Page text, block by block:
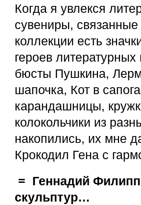
Когда я увлекся
сувениры,
коллекции есть
героев
бюсты Пушкина,
шапочка, Кот в
карандашницы,
колокольчики из
накопились, их мне
Крокодил Гена с
= Геннадий
скульптур…